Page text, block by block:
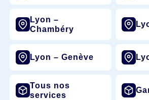
Lyon –
Chambéry
Lyon – Genève
Tous nos
services